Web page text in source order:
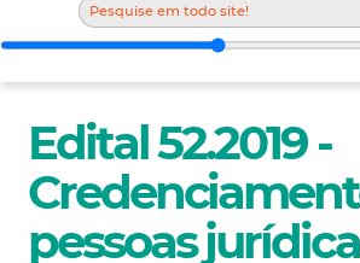
Edital 52.2019 -
pessoas